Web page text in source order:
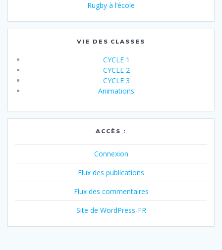
Rugby à l’école
VIE DES CLASSES
CYCLE 1
CYCLE 2
CYCLE 3
Animations
ACCÈS :
Connexion
Flux des publications
Flux des commentaires
Site de WordPress-FR